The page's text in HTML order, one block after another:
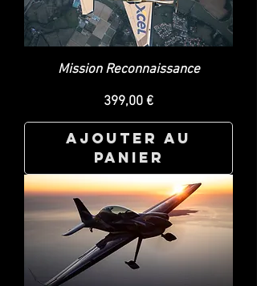
Mission Reconnaissance
Prix
399,00 €
Ajouter au
panier